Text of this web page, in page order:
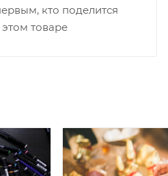
кто поделится
товаре